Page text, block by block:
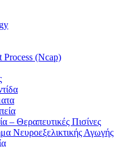
(Ncap)
– Θεραπευτικές Πισίνες
Νευροεξελικτικής Αγωγής